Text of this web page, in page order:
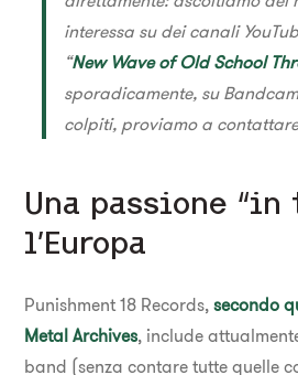
interessa su dei canali
“New Wave of Old School
sporadicamente, su
colpiti, proviamo a
Una passione “in
l’Europa
Punishment 18 Records,secondo
Metal Archives, include
band (senza contare tutte quelle